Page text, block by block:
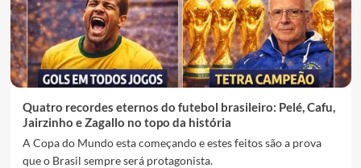
Quatro recordes eternos do futebol brasileiro: Pelé, Cafu,
Jairzinho e Zagallo no topo da história
A Copa do Mundo esta começando e estes feitos são a prova
que o Brasil sempre será protagonista.